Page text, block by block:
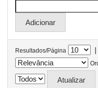
Resultados/Página |